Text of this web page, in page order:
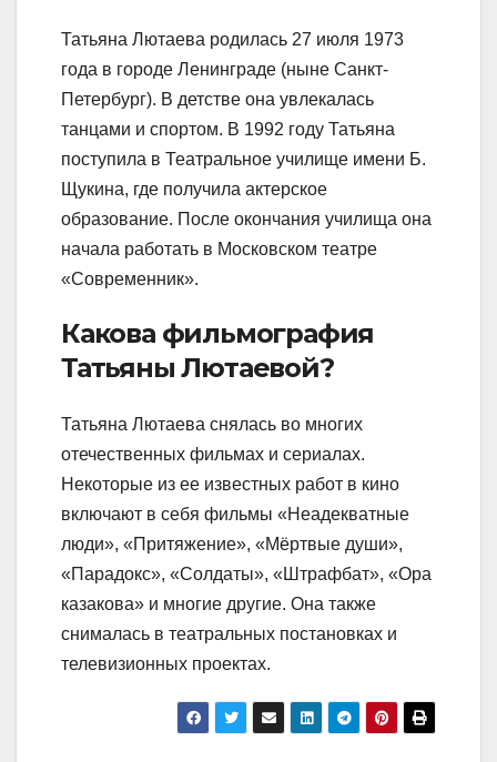
Татьяна Лютаева родилась 27 июля 1973
года в городе Ленинграде (ныне Санкт-
Петербург). В детстве она увлекалась
танцами и спортом. В 1992 году Татьяна
поступила в Театральное училище имени Б.
Щукина, где получила актерское
образование. После окончания училища она
начала работать в Московском театре
«Современник».
Какова фильмография
Татьяны Лютаевой?
Татьяна Лютаева снялась во многих
отечественных фильмах и сериалах.
Некоторые из ее известных работ в кино
включают в себя фильмы «Неадекватные
люди», «Притяжение», «Мёртвые души»,
«Парадокс», «Солдаты», «Штрафбат», «Ора
казакова» и многие другие. Она также
снималась в театральных постановках и
телевизионных проектах.